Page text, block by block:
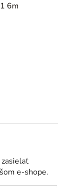
6m
e-shope.